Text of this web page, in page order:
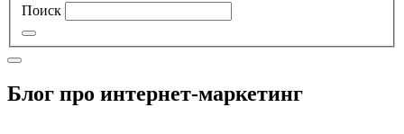
Поиск
Блог про интернет-маркетинг